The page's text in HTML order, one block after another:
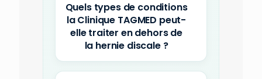
Quels types de conditions
la Clinique TAGMED peut-
elle traiter en dehors de
la hernie discale ?